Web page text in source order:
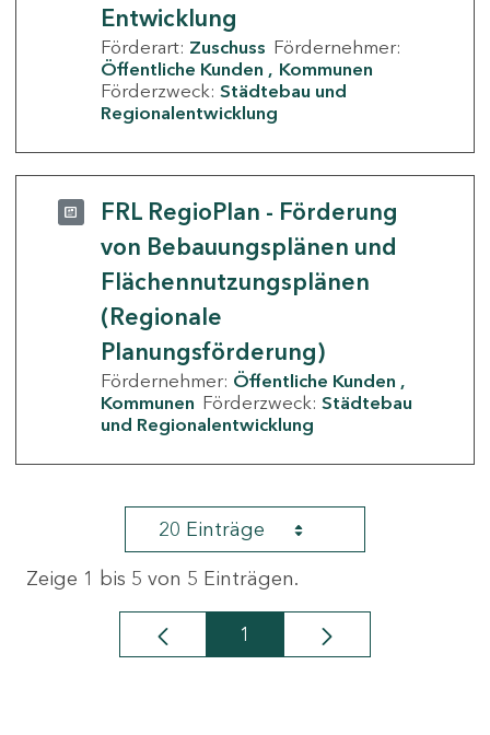
Entwicklung
Förderart: Zuschuss Fördernehmer:
Öffentliche Kunden
Kommunen
Förderzweck: Städtebau und
Regionalentwicklung
FRL RegioPlan - Förderung
von Bebauungsplänen und
Flächennutzungsplänen
(Regionale
Planungsförderung)
Fördernehmer: Öffentliche Kunden
Kommunen Förderzweck: Städtebau
und Regionalentwicklung
20 Einträge
Zeige 1 bis 5 von 5 Einträgen.
Seite
1